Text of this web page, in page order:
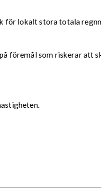
för lokalt stora totala
föremål som riskerar att